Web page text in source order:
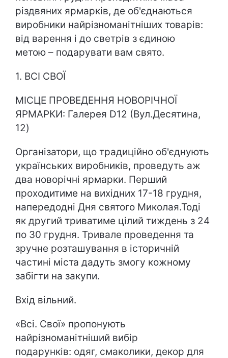
різдвяних ярмарків, де об'єднаються
виробники найрізноманітніших товарів:
від варення і до светрів з єдиною
метою – подарувати вам свято.
1. ВСІ СВОЇ
МІСЦЕ ПРОВЕДЕННЯ НОВОРІЧНОЇ
ЯРМАРКИ: Галерея D12 (Вул.Десятина,
12)
Організатори, що традиційно об'єднують
українських виробників, проведуть аж
два новорічні ярмарки. Перший
проходитиме на вихідних 17-18 грудня,
напередодні Дня святого Миколая.Тоді
як другий триватиме цілий тиждень з 24
по 30 грудня. Тривале проведення та
зручне розташування в історичній
частині міста дадуть змогу кожному
забігти на закупи.
Вхід вільний.
«Всі. Свої» пропонують
найрізноманітніший вибір
подарунків: одяг, смаколики, декор для